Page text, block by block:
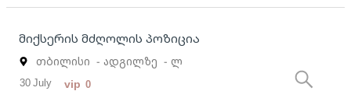
მიქსერის მძღოლის პოზიცია
თბილისი - ადგილზე - ლ
30 July vip 0